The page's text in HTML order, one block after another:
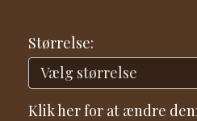
Størrelse:
Klik her for at ændre